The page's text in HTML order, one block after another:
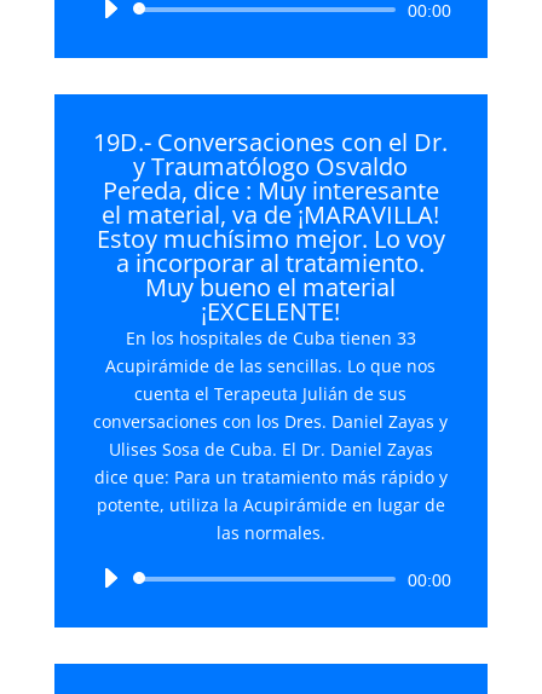
Reproductor
audio
00:00
19D.- Conversaciones con el Dr.
y Traumatólogo Osvaldo
Pereda, dice : Muy interesante
el material, va de ¡MARAVILLA!
Estoy muchísimo mejor. Lo voy
a incorporar al tratamiento.
Muy bueno el material
¡EXCELENTE!
En los hospitales de Cuba tienen 33
Acupirámide de las sencillas. Lo que nos
cuenta el Terapeuta Julián de sus
conversaciones con los Dres. Daniel Zayas y
Ulises Sosa de Cuba. El Dr. Daniel Zayas
dice que: Para un tratamiento más rápido y
potente, utiliza la Acupirámide en lugar de
las normales.
Reproductor
audio
00:00